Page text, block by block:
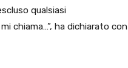
qualsiasi
chiama…”, ha dichiarato con